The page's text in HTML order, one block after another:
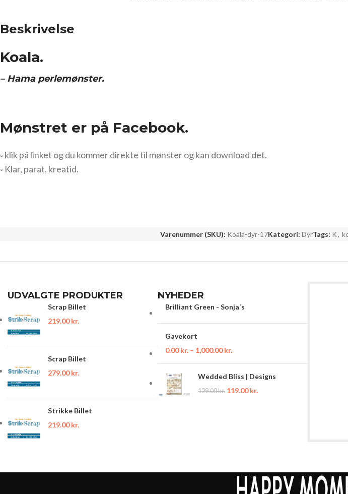
Beskrivelse
Koala.
– Hama perlemønster.
Mønstret er på Facebook.
◦ klik på linket og du kommer direkte til mønster og kan download det.
◦ Klar, parat, kreatid.
Varenummer (SKU): Koala-dyr-17Kategori: DyrTags: K,
UDVALGTE PRODUKTER
Scrap Billet
219.00kr.
Scrap Billet
279.00kr.
Strikke Billet
219.00kr.
NYHEDER
Brilliant Green - Sonja´s
Gavekort
0.00kr. – 1,000.00kr.
Wedded Bliss | Designs
129.00kr. 119.00kr.